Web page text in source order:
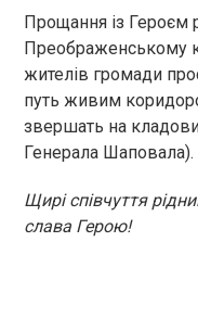
Прощання із Героєм
Преображенському
жителів громади
путь живим
звершать на
Генерала Шаповала).
Щирі співчуття
слава Герою!